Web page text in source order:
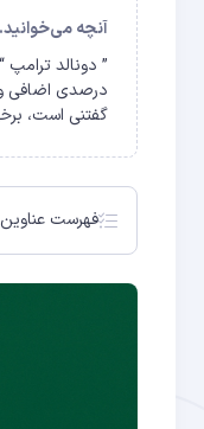
آنچه
گفتنی است،
فهرست
هم‌زمانی
ارسال
تأیید
انتظار
تنش‌های
موقعیت